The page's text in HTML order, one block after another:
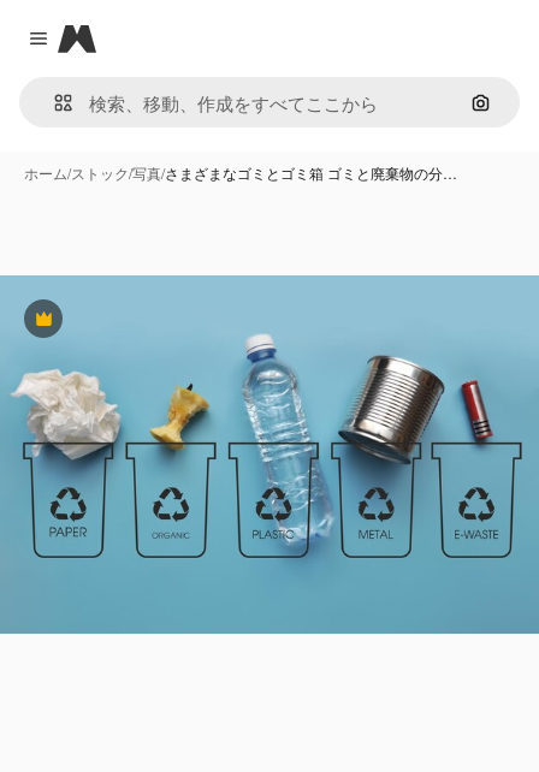
Close menu
Magnific
画像で
ホーム/ストック/写真/さまざまなゴミとゴミ箱 ゴミと廃棄物の分…
Premium